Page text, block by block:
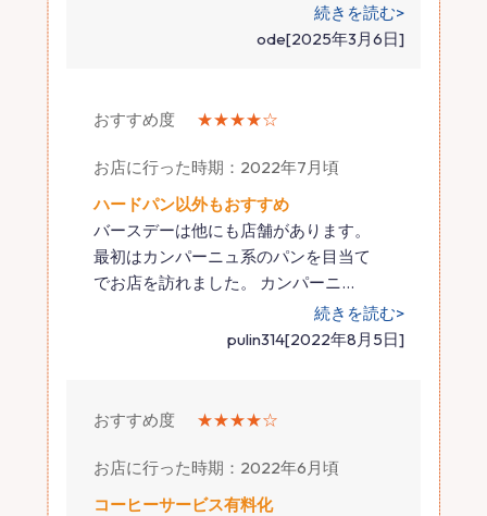
続きを読む>
ode[2025年3月6日]
おすすめ度 ★★★★☆
お店に行った時期：2022年7月頃
ハードパン以外もおすすめ
バースデーは他にも店舗があります。
最初はカンパーニュ系のパンを目当て
でお店を訪れました。 カンパーニ…
続きを読む>
pulin314[2022年8月5日]
おすすめ度 ★★★★☆
お店に行った時期：2022年6月頃
コーヒーサービス有料化